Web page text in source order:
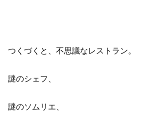
つくづくと、不思議なレストラン。
謎のシェフ、
謎のソムリエ、